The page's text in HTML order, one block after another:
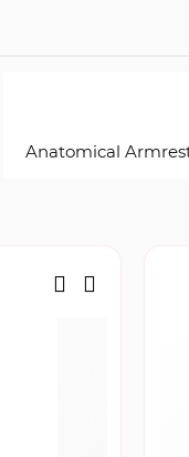
Anatomical